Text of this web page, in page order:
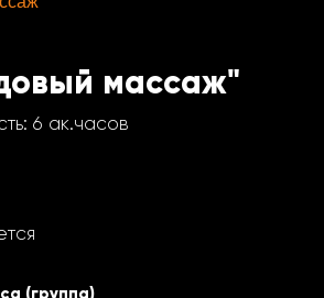
массаж"
6 ак.часов
(группа)